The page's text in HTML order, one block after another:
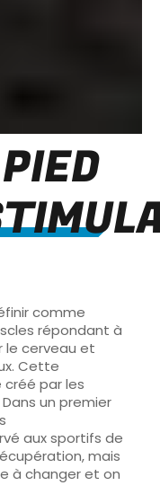
comme
répondant à
le cerveau et
Cette
par les
un premier
aux sportifs de
mais
à changer et on